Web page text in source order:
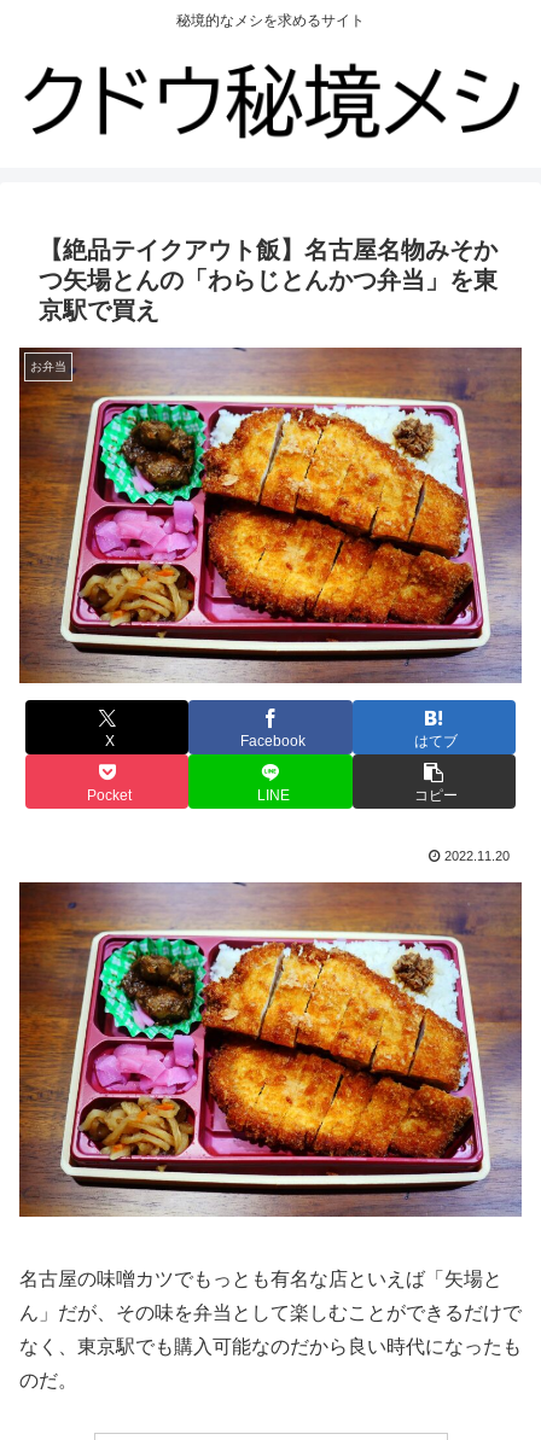
秘境的なメシを求めるサイト
【絶品テイクアウト飯】名古屋名物みそか
つ矢場とんの「わらじとんかつ弁当」を東
京駅で買え
お弁当
X Facebook はてブ
Pocket LINE コピー
2022.11.20
名古屋の味噌カツでもっとも有名な店といえば「矢場と
ん」だが、その味を弁当として楽しむことができるだけで
なく、東京駅でも購入可能なのだから良い時代になったも
のだ。